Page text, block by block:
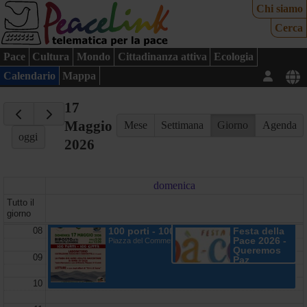
Chi siamo
Cerca
Pace Cultura Mondo Cittadinanza attiva
Ecologia
Calendario
Mappa
oggi
17
Maggio
2026
Mese Settimana Giorno Agenda
domenica
Tutto il
giorno
08
09
10
100 porti - 100 città
Piazza del Commercio - Riposto (CT)
Festa della
Pace 2026 -
Queremos
Paz
Parmense PR, Italia - Pellegrino